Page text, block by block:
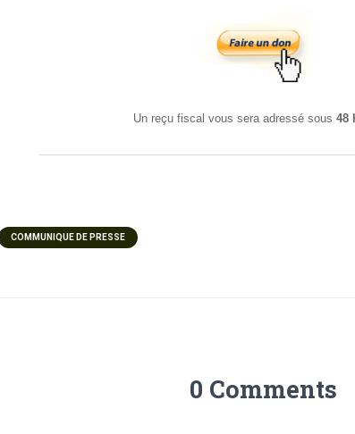
Un reçu fiscal vous sera adressé sous 48
COMMUNIQUE DE PRESSE
0 Comments